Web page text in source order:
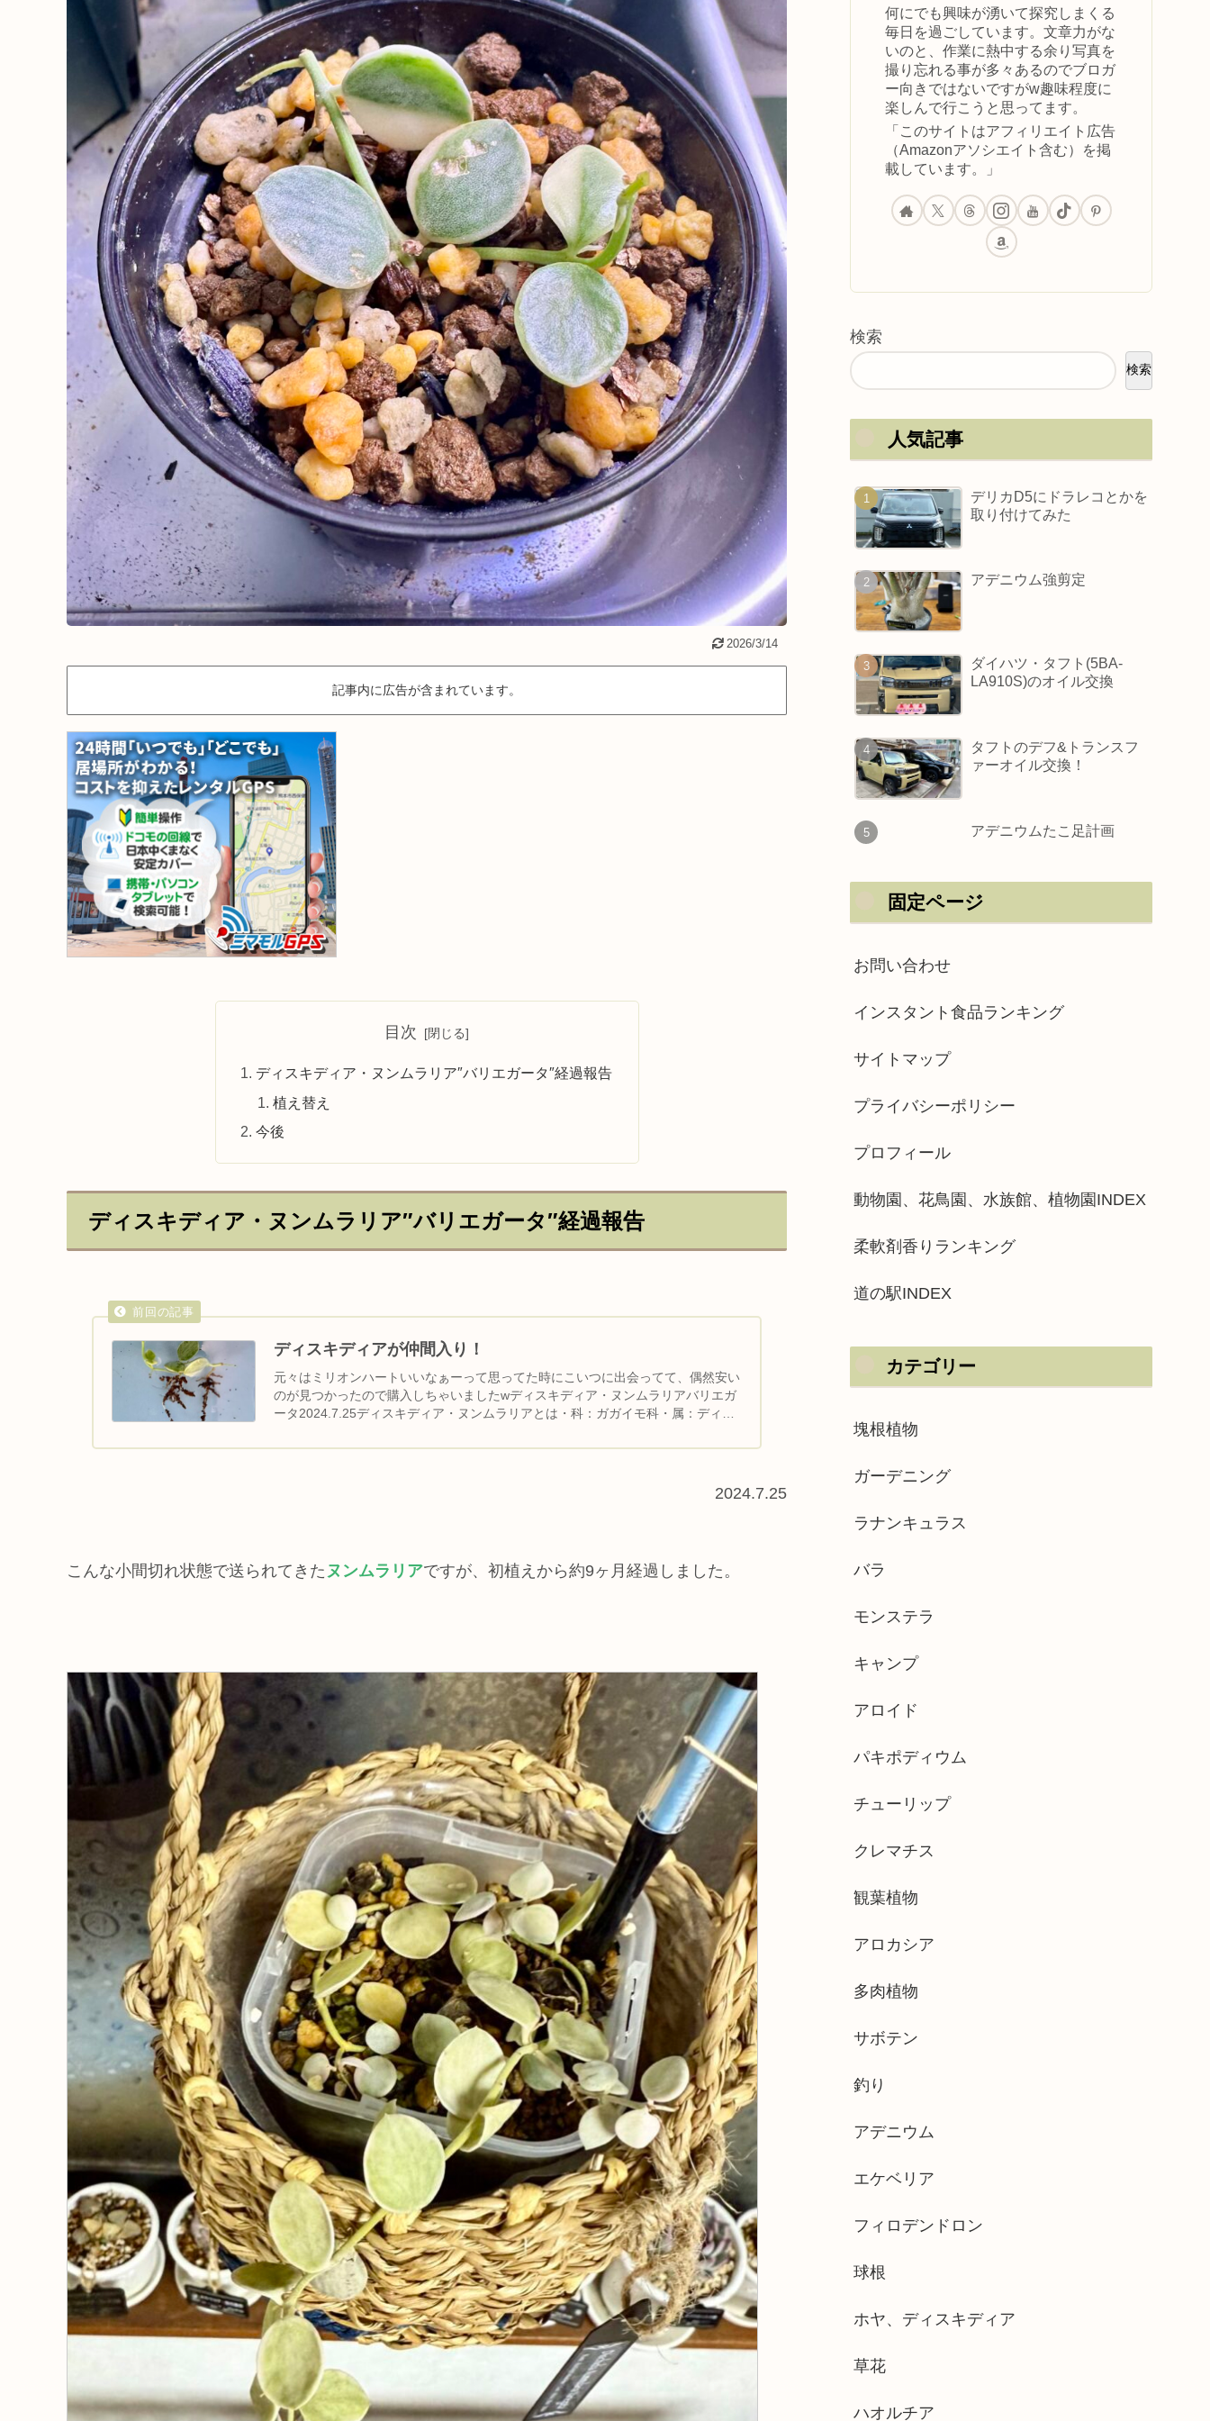
2026/3/14
記事内に広告が含まれています。
目次
ディスキディア・ヌンムラリア″バリエガータ″経過報告
植え替え
今後
ディスキディア・ヌンムラリア″バリエガータ″経過報告
ディスキディアが仲間入り！
元々はミリオンハートいいなぁーって思ってた時にこいつに出会ってて、偶然安い
のが見つかったので購入しちゃいましたwディスキディア・ヌンムラリアバリエガ
ータ2024.7.25ディスキディア・ヌンムラリアとは・科：ガガイモ科・属：ディス
2024.7.25
こんな小間切れ状態で送られてきた ヌンムラリアですが、初植えから約9ヶ月経過しました。
何にでも興味が湧いて探究しまくる
毎日を過ごしています。文章力がな
いのと、作業に熱中する余り写真を
撮り忘れる事が多々あるのでブロガ
ー向きではないですがw趣味程度に
楽しんで行こうと思ってます。
「このサイトはアフィリエイト広告
（Amazonアソシエイト含む）を掲
載しています。」
検索
検索
人気記事
デリカD5にドラレコとかを
取り付けてみた
アデニウム強剪定
ダイハツ・タフト(5BA-
LA910S)のオイル交換
タフトのデフ&トランスフ
ァーオイル交換！
アデニウムたこ足計画
固定ページ
お問い合わせ
インスタント食品ランキング
サイトマップ
プライバシーポリシー
プロフィール
動物園、花鳥園、水族館、植物園INDEX
柔軟剤香りランキング
道の駅INDEX
カテゴリー
塊根植物
ガーデニング
ラナンキュラス
バラ
モンステラ
キャンプ
アロイド
パキポディウム
チューリップ
クレマチス
観葉植物
アロカシア
多肉植物
サボテン
釣り
アデニウム
エケベリア
フィロデンドロン
球根
ホヤ、ディスキディア
草花
ハオルチア